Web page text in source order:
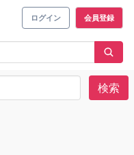
ログイン 会員登録
検索